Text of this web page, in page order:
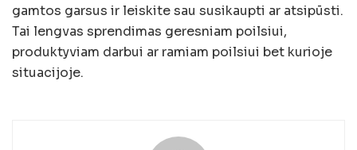
gamtos garsus ir leiskite sau susikaupti ar atsipūsti.
Tai lengvas sprendimas geresniam poilsiui,
produktyviam darbui ar ramiam poilsiui bet kurioje
situacijoje.